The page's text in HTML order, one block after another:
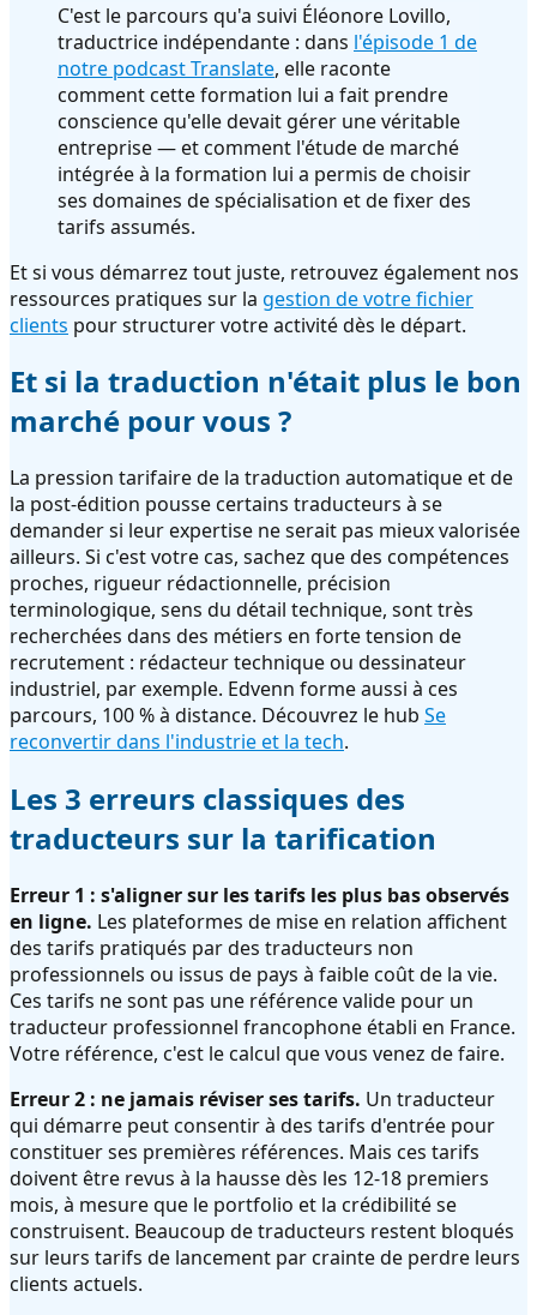
C'est le parcours qu'a suivi Éléonore Lovillo,
traductrice indépendante : dans l'épisode 1 de
notre podcast Translate, elle raconte
comment cette formation lui a fait prendre
conscience qu'elle devait gérer une véritable
entreprise — et comment l'étude de marché
intégrée à la formation lui a permis de choisir
ses domaines de spécialisation et de fixer des
tarifs assumés.
Et si vous démarrez tout juste, retrouvez également nos
ressources pratiques sur la gestion de votre fichier
clients pour structurer votre activité dès le départ.
Et si la traduction n'était plus le bon
marché pour vous ?
La pression tarifaire de la traduction automatique et de
la post-édition pousse certains traducteurs à se
demander si leur expertise ne serait pas mieux valorisée
ailleurs. Si c'est votre cas, sachez que des compétences
proches, rigueur rédactionnelle, précision
terminologique, sens du détail technique, sont très
recherchées dans des métiers en forte tension de
recrutement : rédacteur technique ou dessinateur
industriel, par exemple. Edvenn forme aussi à ces
parcours, 100 % à distance. Découvrez le hub Se
reconvertir dans l'industrie et la tech.
Les 3 erreurs classiques des
traducteurs sur la tarification
Erreur 1 : s'aligner sur les tarifs les plus bas observés
en ligne. Les plateformes de mise en relation affichent
des tarifs pratiqués par des traducteurs non
professionnels ou issus de pays à faible coût de la vie.
Ces tarifs ne sont pas une référence valide pour un
traducteur professionnel francophone établi en France.
Votre référence, c'est le calcul que vous venez de faire.
Erreur 2 : ne jamais réviser ses tarifs. Un traducteur
qui démarre peut consentir à des tarifs d'entrée pour
constituer ses premières références. Mais ces tarifs
doivent être revus à la hausse dès les 12-18 premiers
mois, à mesure que le portfolio et la crédibilité se
construisent. Beaucoup de traducteurs restent bloqués
sur leurs tarifs de lancement par crainte de perdre leurs
clients actuels.